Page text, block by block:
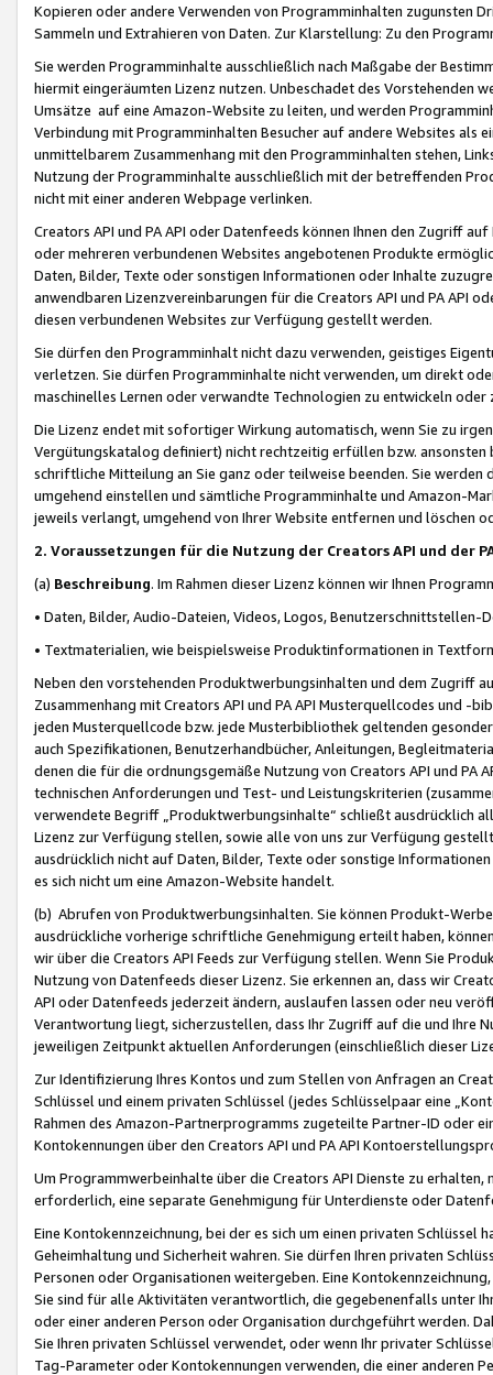
Kopieren oder andere Verwenden von Programminhalten zugunsten
Sammeln und Extrahieren von Daten. Zur Klarstellung: Zu den
Sie werden Programminhalte ausschließlich nach Maßgabe der
hiermit eingeräumten Lizenz nutzen. Unbeschadet des Vorstehenden
Umsätze auf eine Amazon-Website zu leiten, und werden
Verbindung mit Programminhalten Besucher auf andere Websites als
unmittelbarem Zusammenhang mit den Programminhalten stehen,
Nutzung der Programminhalte ausschließlich mit der betreffenden
nicht mit einer anderen Webpage verlinken.
Creators API und PA API oder Datenfeeds können Ihnen den Zugriff
oder mehreren verbundenen Websites angebotenen Produkte
Daten, Bilder, Texte oder sonstigen Informationen oder Inhalte
anwendbaren Lizenzvereinbarungen für die Creators API und PA API
diesen verbundenen Websites zur Verfügung gestellt werden.
Sie dürfen den Programminhalt nicht dazu verwenden, geistiges
verletzen. Sie dürfen Programminhalte nicht verwenden, um direkt
maschinelles Lernen oder verwandte Technologien zu entwickeln
Die Lizenz endet mit sofortiger Wirkung automatisch, wenn Sie zu
Vergütungskatalog definiert) nicht rechtzeitig erfüllen bzw. ansonsten
schriftliche Mitteilung an Sie ganz oder teilweise beenden. Sie werden
umgehend einstellen und sämtliche Programminhalte und Amazon-
jeweils verlangt, umgehend von Ihrer Website entfernen und löschen
2. Voraussetzungen für die Nutzung der Creators API und der
(a) Beschreibung. Im Rahmen dieser Lizenz können wir Ihnen
• Daten, Bilder, Audio-Dateien, Videos, Logos, Benutzerschnittstellen-
• Textmaterialien, wie beispielsweise Produktinformationen in
Neben den vorstehenden Produktwerbungsinhalten und dem Zugriff
Zusammenhang mit Creators API und PA API Musterquellcodes und
jeden Musterquellcode bzw. jede Musterbibliothek geltenden
auch Spezifikationen, Benutzerhandbücher, Anleitungen,
denen die für die ordnungsgemäße Nutzung von Creators API und PA
technischen Anforderungen und Test- und Leistungskriterien
verwendete Begriff „Produktwerbungsinhalte“ schließt ausdrücklich
Lizenz zur Verfügung stellen, sowie alle von uns zur Verfügung
ausdrücklich nicht auf Daten, Bilder, Texte oder sonstige
es sich nicht um eine Amazon-Website handelt.
(b) Abrufen von Produktwerbungsinhalten. Sie können Produkt-
ausdrückliche vorherige schriftliche Genehmigung erteilt haben,
wir über die Creators API Feeds zur Verfügung stellen. Wenn Sie
Nutzung von Datenfeeds dieser Lizenz. Sie erkennen an, dass wir
API oder Datenfeeds jederzeit ändern, auslaufen lassen oder neu
Verantwortung liegt, sicherzustellen, dass Ihr Zugriff auf die und Ihre
jeweiligen Zeitpunkt aktuellen Anforderungen (einschließlich dieser
Zur Identifizierung Ihres Kontos und zum Stellen von Anfragen an
Schlüssel und einem privaten Schlüssel (jedes Schlüsselpaar eine
Rahmen des Amazon-Partnerprogramms zugeteilte Partner-ID oder
Kontokennungen über den Creators API und PA API
Um Programmwerbeinhalte über die Creators API Dienste zu
erforderlich, eine separate Genehmigung für Unterdienste oder
Eine Kontokennzeichnung, bei der es sich um einen privaten
Geheimhaltung und Sicherheit wahren. Sie dürfen Ihren privaten
Personen oder Organisationen weitergeben. Eine
Sie sind für alle Aktivitäten verantwortlich, die gegebenenfalls unter
oder einer anderen Person oder Organisation durchgeführt werden.
Sie Ihren privaten Schlüssel verwendet, oder wenn Ihr privater
Tag-Parameter oder Kontokennungen verwenden, die einer anderen